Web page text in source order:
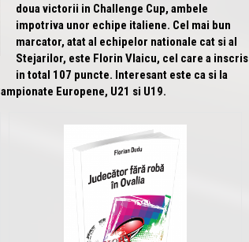
doua victorii in Challenge Cup, ambele
impotriva unor echipe italiene. Cel mai bun
marcator, atat al echipelor nationale cat si al
Stejarilor, este Florin Vlaicu, cel care a inscris
in total 107 puncte. Interesant este ca si la
Europene, U21 si U19.